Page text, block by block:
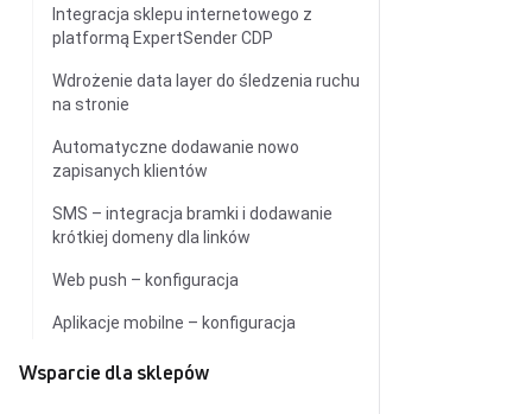
Integracja sklepu internetowego z
platformą ExpertSender CDP
Wdrożenie data layer do śledzenia ruchu
na stronie
Automatyczne dodawanie nowo
zapisanych klientów
SMS – integracja bramki i dodawanie
krótkiej domeny dla linków
Web push – konfiguracja
Aplikacje mobilne – konfiguracja
Wsparcie dla sklepów